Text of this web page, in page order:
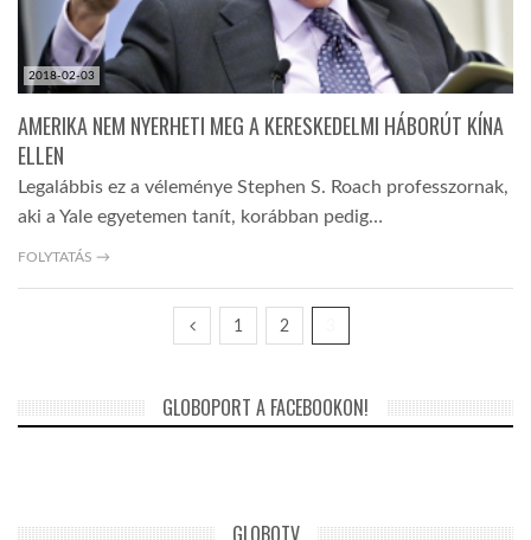
2018-02-03
AMERIKA NEM NYERHETI MEG A KERESKEDELMI HÁBORÚT KÍNA
ELLEN
Legalábbis ez a véleménye Stephen S. Roach professzornak,
aki a Yale egyetemen tanít, korábban pedig…
FOLYTATÁS →
1 2
GLOBOPORT A FACEBOOKON!